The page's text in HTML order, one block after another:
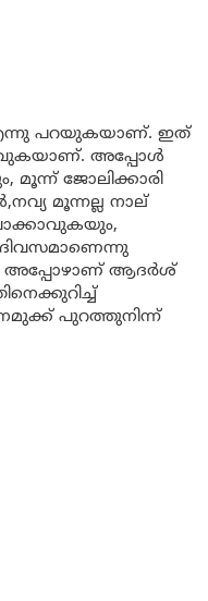
പറയുകയാണ്. ഇത്
അപ്പോൾ
മൂന്ന് ജോലിക്കാരി
മൂന്നല്ല നാല്
അപ്പോഴാണ് ആദർശ്
പുറത്തുനിന്ന്